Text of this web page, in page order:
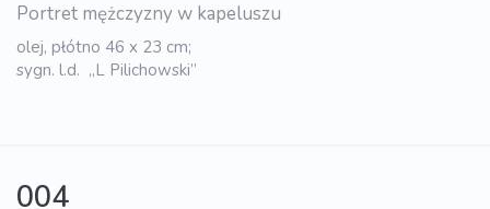
Portret mężczyzny w kapeluszu
olej, płótno 46 x 23 cm;
sygn. l.d. „L Pilichowski”
004